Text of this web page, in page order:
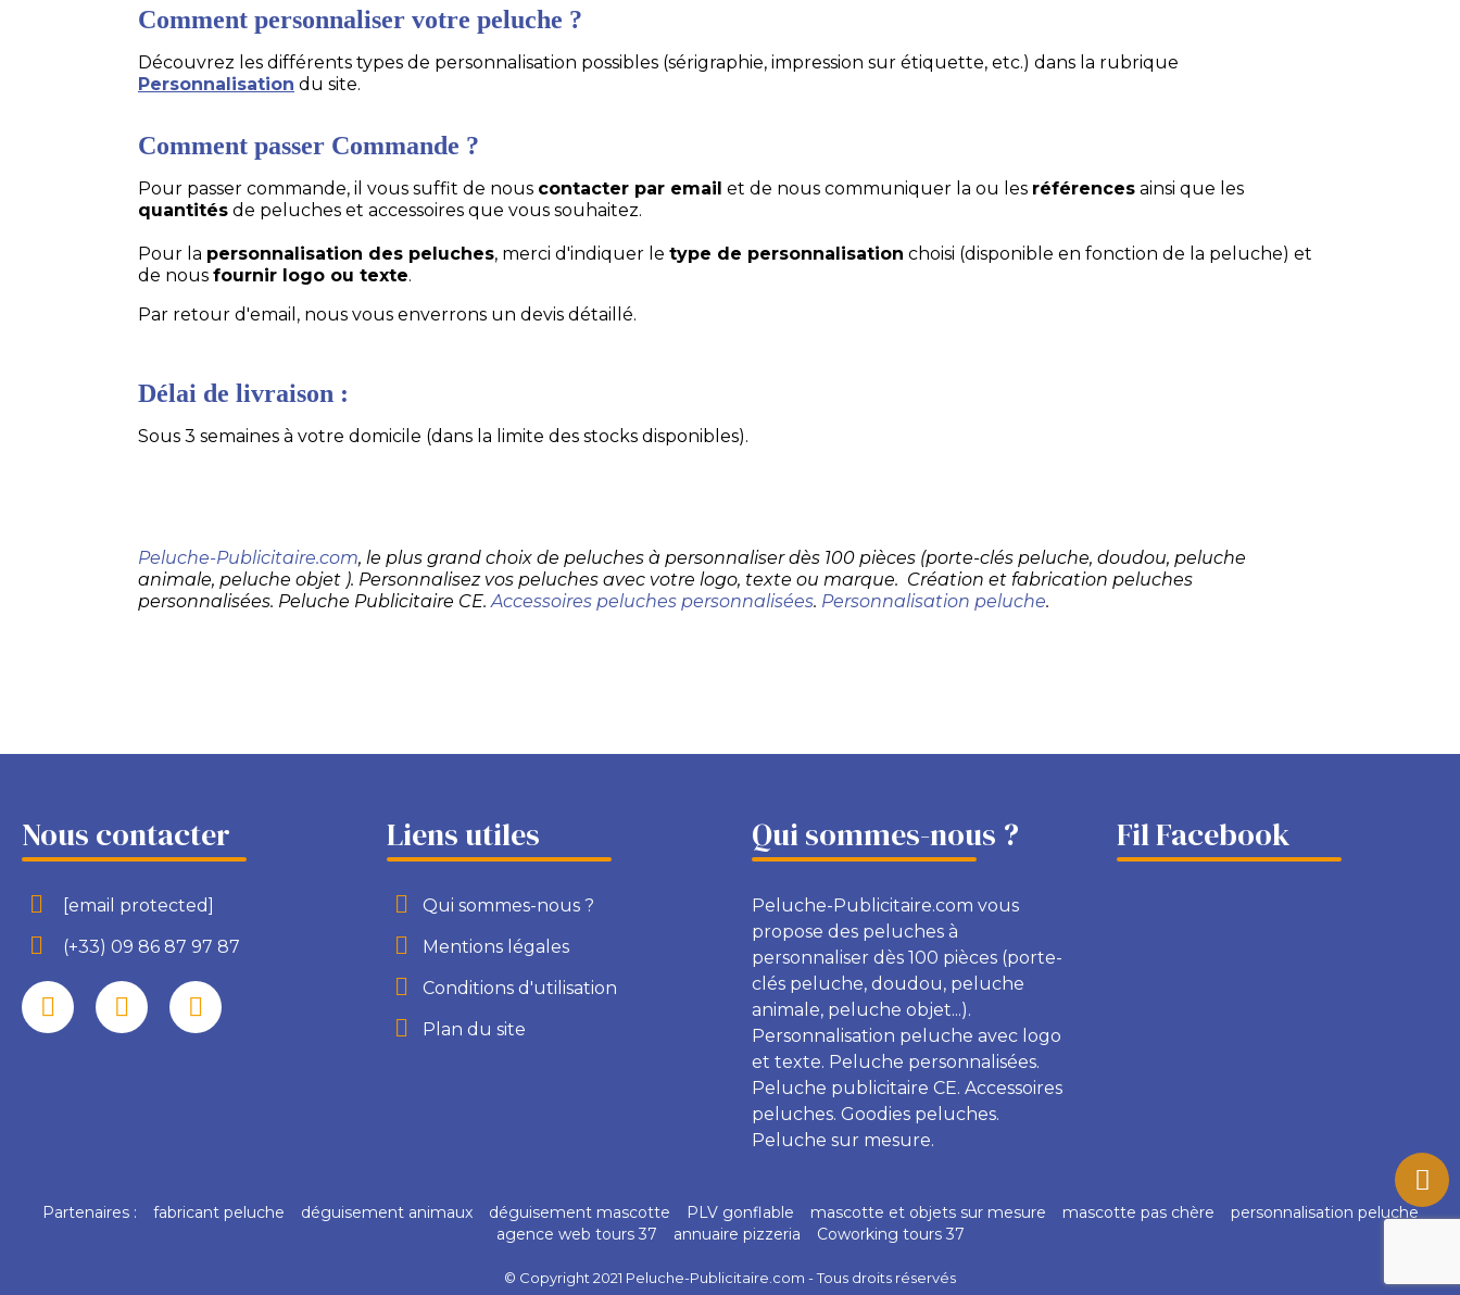
Comment personnaliser votre peluche ?
Découvrez les différents types de personnalisation possibles (sérigraphie, impression sur étiquette, etc.) dans la rubrique
Personnalisation du site.
Comment passer Commande ?
Pour passer commande, il vous suffit de nous contacter par email et de nous communiquer la ou les références ainsi que les
quantités de peluches et accessoires que vous souhaitez.
Pour la personnalisation des peluches, merci d'indiquer le type de personnalisation choisi (disponible en fonction de la peluche) et
de nous fournir logo ou texte.
Par retour d'email, nous vous enverrons un devis détaillé.
Délai de livraison :
Sous 3 semaines à votre domicile (dans la limite des stocks disponibles).
Peluche-Publicitaire.com, le plus grand choix de peluches à personnaliser dès 100 pièces (porte-clés peluche, doudou, peluche
animale, peluche objet ). Personnalisez vos peluches avec votre logo, texte ou marque. Création et fabrication peluches
personnalisées. Peluche Publicitaire CE.Accessoires peluches personnalisées. Personnalisation peluche.
Nous contacter
[email protected]
(+33) 09 86 87 97 87
Liens utiles
Qui sommes-nous ?
Mentions légales
Conditions d'utilisation
Plan du site
Qui sommes-nous ?
Peluche-Publicitaire.com vous
propose des peluches à
personnaliser dès 100 pièces (porte-
clés peluche, doudou, peluche
animale, peluche objet...).
Personnalisation peluche avec logo
et texte. Peluche personnalisées.
Peluche publicitaire CE. Accessoires
peluches. Goodies peluches.
Peluche sur mesure.
Fil Facebook
Partenaires : fabricant peluche déguisement animaux déguisement mascotte PLV gonflable mascotte et objets sur mesure mascotte pas chère
personnalisation peluche
agence web tours 37
annuaire pizzeria Coworking tours 37
© Copyright 2021 Peluche-Publicitaire.com - Tous droits réservés